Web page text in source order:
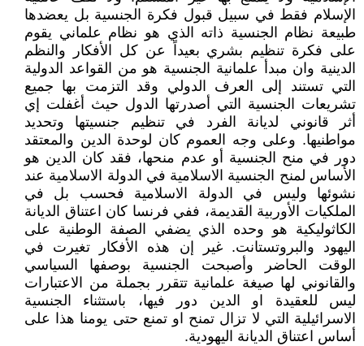
الإسلام فقط في سبيل قبول فكرة الجنسية بل يعضدها
طبيعة نظام الجنسية ذاته الذي هو نظام علماني يقوم
على فكرة تنظيم بشري بعيداً عن كل الأفكار والنظم
الدينية وان مبدأ علمانية الجنسية هو من القواعد الدولية
التي تستند إلى العرف الدولي وقد التزمت بها جميع
تشريعات الجنسية التي أصدرتها الدول حيث أغفلت إي
أثر قانوني لديانة الفرد في تنظيم جنسيتها وتحديد
مواطنيها. وعلى وجه العموم كان لوحدة الدين والمعتقد
دور في منح الجنسية أو عدم منحها، فقد كان الدين هو
الأساس لمنح الجنسية الاسلامية في الدولة الاسلامية عند
نشوئها وليس في الدولة الاسلامية فحسب بل في
الملكيات الأوربية القديمة، ففي فرنسا كان اعتناق الديانة
الكاثوليكية هو وحده الذي يضفي الصفة الوطنية على
اليهود والبروتستانت. غير إن هذه الأفكار تغيرت في
الوقت الحاضر وأصبحت الجنسية بوصفها السياسي
والقانوني لها صيغة علمانية تتقرر بجملة من الاعتبارات
ليس للعقيدة او الدين دور فيها، باستثناء الجنسية
الاسرائيلية التي لا تزال تمنح او تمنع حتى يومنا هذا على
أساس اعتناق الديانة اليهودية.